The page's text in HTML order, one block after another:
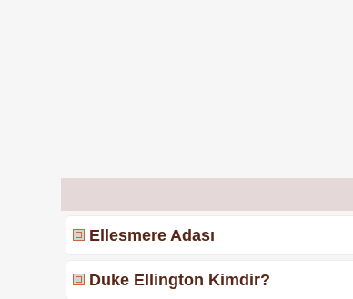
Ellesmere Adası
Duke Ellington Kimdir?